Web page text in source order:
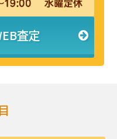
査定